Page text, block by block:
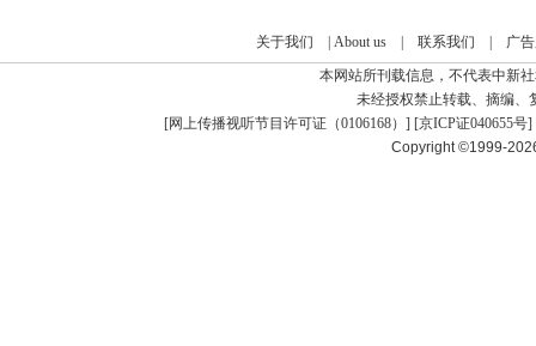
关于我们 | About us| 联系我们 |
广
本网站所刊载信息，不代表中新
未经授权禁止转载、摘编、
[网上传播视听节目许可证（0106168） ] [京ICP证040655号]
Copyright ©1999-